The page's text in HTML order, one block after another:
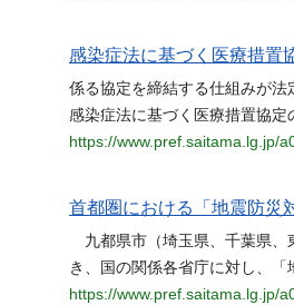
感染症法に基づく医療措置
係る協定を締結する仕組みが
感染症法に基づく医療措置協
https://www.pref.saitama.lg.jp/
首都圏における「地震防災
九都県市（埼玉県、千葉県、
き、国の関係各省庁に対し、
https://www.pref.saitama.lg.jp/